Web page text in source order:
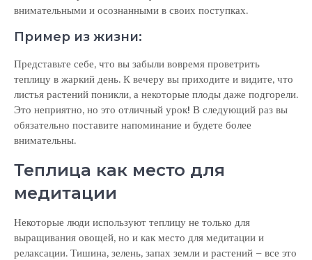
внимательными и осознанными в своих поступках.
Пример из жизни:
Представьте себе, что вы забыли вовремя проветрить
теплицу в жаркий день. К вечеру вы приходите и видите, что
листья растений поникли, а некоторые плоды даже подгорели.
Это неприятно, но это отличный урок! В следующий раз вы
обязательно поставите напоминание и будете более
внимательны.
Теплица как место для
медитации
Некоторые люди используют теплицу не только для
выращивания овощей, но и как место для медитации и
релаксации. Тишина, зелень, запах земли и растений – все это